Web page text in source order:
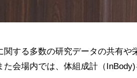
する多数の研究データの共有
会場内では、体組成計（